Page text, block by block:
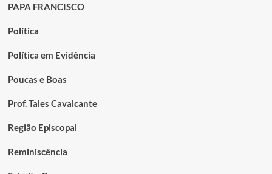
PAPA FRANCISCO
Política
Política em Evidência
Poucas e Boas
Prof. Tales Cavalcante
Região Episcopal
Reminiscência